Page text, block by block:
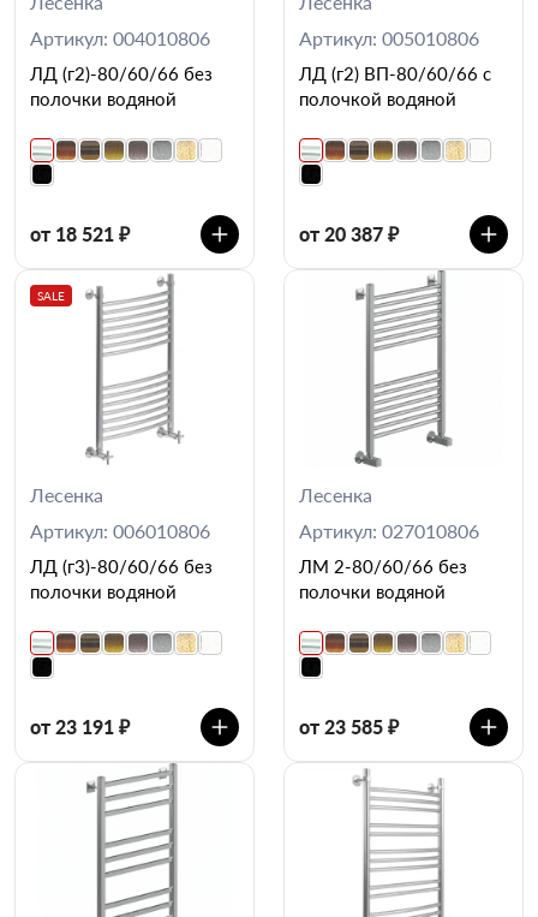
Артикул: 004010806
ЛД (г2)-80/60/66 без
полочки водяной
от 18 521 ₽
Артикул: 005010806
ЛД (г2) ВП-80/60/66 с
полочкой водяной
от 20 387 ₽
SALE
Лесенка
Артикул: 006010806
ЛД (г3)-80/60/66 без
полочки водяной
от 23 191 ₽
Лесенка
Артикул: 027010806
ЛМ 2-80/60/66 без
полочки водяной
от 23 585 ₽